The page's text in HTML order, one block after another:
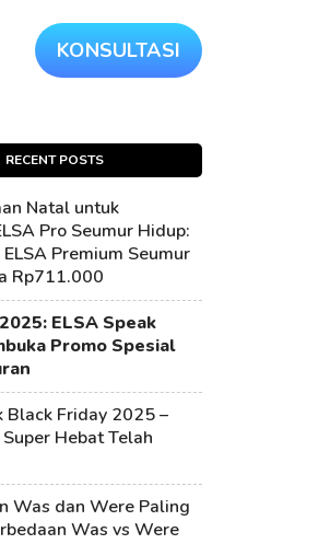
KONSULTASI
RECENT POSTS
Natal untuk
Pro Seumur Hidup:
Premium Seumur
Rp711.000
ELSA Speak
Promo Spesial
Black Friday 2025 –
Hebat Telah
Was dan Were Paling
Was vs Were